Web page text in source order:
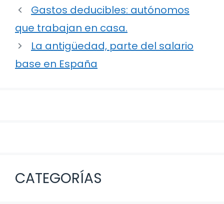
Navegación
de
entradas
Gastos deducibles: autónomos
que trabajan en casa.
La antigüedad, parte del salario
base en España
CATEGORÍAS